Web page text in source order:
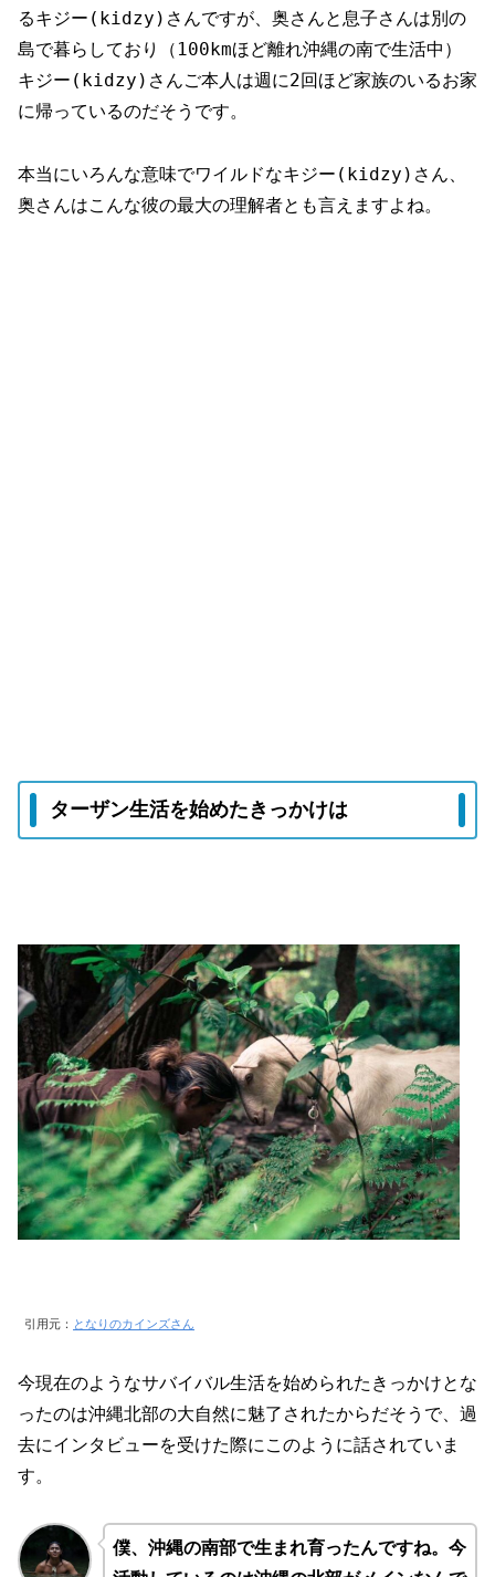
るキジー(kidzy)さんですが、奥さんと息子さんは別の
島で暮らしており（100kmほど離れ沖縄の南で生活中）
キジー(kidzy)さんご本人は週に2回ほど家族のいるお家
に帰っているのだそうです。
本当にいろんな意味でワイルドなキジー(kidzy)さん、
奥さんはこんな彼の最大の理解者とも言えますよね。
ターザン生活を始めたきっかけは
引用元： となりのカインズさん
今現在のようなサバイバル生活を始められたきっかけとな
ったのは沖縄北部の大自然に魅了されたからだそうで、過
去にインタビューを受けた際にこのように話されていま
す。
僕、沖縄の南部で生まれ育ったんですね。今